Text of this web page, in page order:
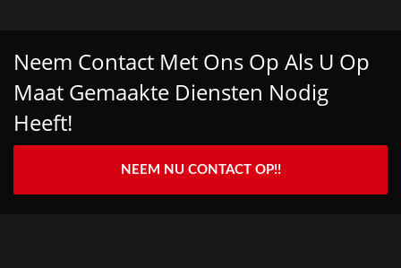
Neem Contact Met Ons Op Als U Op
Maat Gemaakte Diensten Nodig
Heeft!
NEEM NU CONTACT OP!!